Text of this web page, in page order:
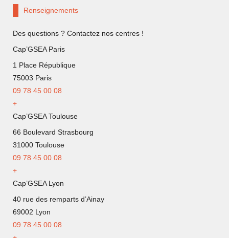
Renseignements
Des questions ? Contactez nos centres !
Cap’GSEA Paris
1 Place République
75003 Paris
09 78 45 00 08
+
Cap’GSEA Toulouse
66 Boulevard Strasbourg
31000 Toulouse
09 78 45 00 08
+
Cap’GSEA Lyon
40 rue des remparts d’Ainay
69002 Lyon
09 78 45 00 08